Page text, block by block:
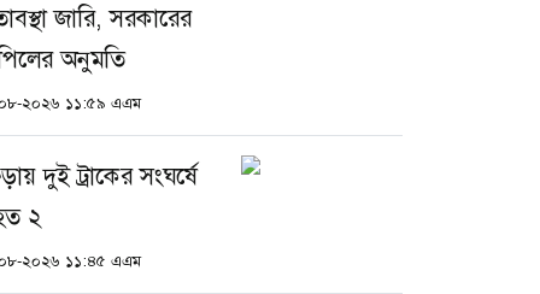
জারি, সরকারের
অনুমতি
২০২৬ ১১:৫৯ এএম
দুই ট্রাকের সংঘর্ষে
২
২০২৬ ১১:৪৫ এএম